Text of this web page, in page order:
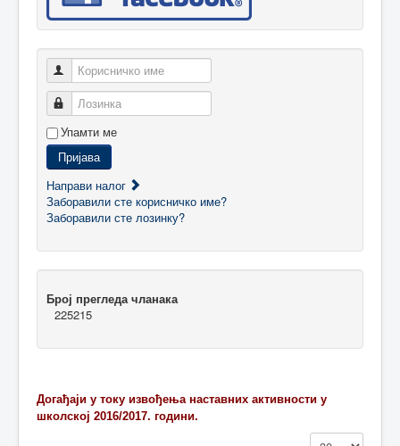
Корисничко име
Лозинка
Упамти ме
Пријава
Направи налог
Заборавили сте корисничко име?
Заборавили сте лозинку?
Број прегледа чланака
225215
Догађаји у току извођења наставних активности у
школској 2016/2017. години.
Приказ #